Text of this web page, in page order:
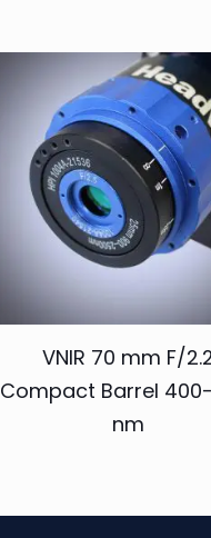
VNIR 70 mm F/
Compact Barrel 400-
nm